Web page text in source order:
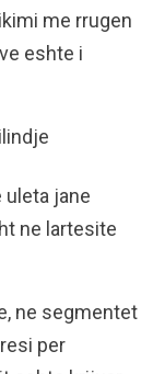
me rrugen
eshte i
jane
ne lartesite
ne segmentet
per